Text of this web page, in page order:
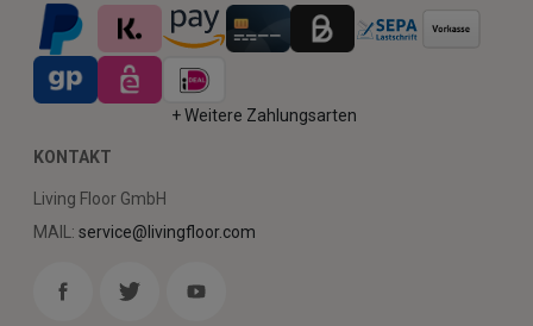
+ Weitere Zahlungsarten
KONTAKT
Living Floor GmbH
MAIL: service@livingfloor.com